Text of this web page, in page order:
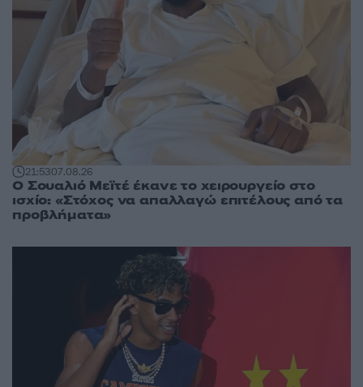
21:5307.08.26
Ο Σουαλιό Μεϊτέ έκανε το χειρουργείο στο
ισχίο: «Στόχος να απαλλαγώ επιτέλους από τα
προβλήματα»